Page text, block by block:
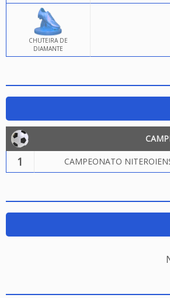
CHUTEIRA DE
DIAMANTE
1 CAMPEONATO